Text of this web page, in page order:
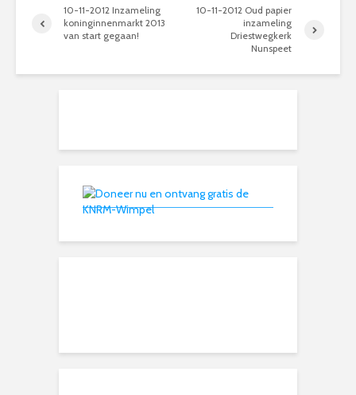
10-11-2012 Inzameling
koninginnenmarkt 2013
van start gegaan!
10-11-2012 Oud papier
inzameling
Driestwegkerk
Nunspeet